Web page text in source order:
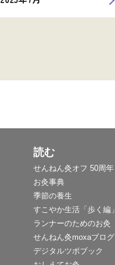
読む
せんねん灸オフ 50周年
お灸事典
季節の養生
すこやか生活「歩く編」
ランナーのためのお灸
せんねん灸moxaブログ
デジタルツボブック